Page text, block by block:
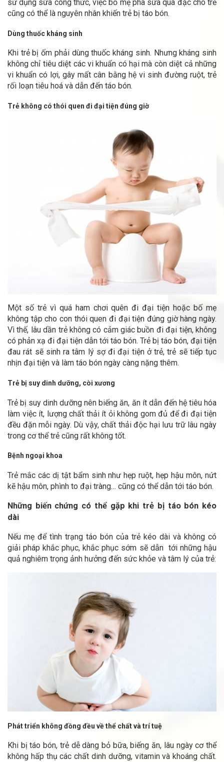
sử dụng sữa công thức, việc bố mẹ pha sữa quá đặc cho trẻ
cũng có thể là nguyên nhân khiến trẻ bị táo bón.
Dùng thuốc kháng sinh
Khi trẻ bị ốm phải dùng thuốc kháng sinh. Nhưng kháng sinh
không chỉ tiêu diệt các vi khuẩn có hại mà còn diệt cả những
vi khuẩn có lợi, gây mất cân bằng hệ vi sinh đường ruột, trẻ
rối loạn tiêu hoá và dẫn đến táo bón.
Trẻ không có thói quen đi đại tiện đúng giờ
Một số trẻ vì quá ham chơi quên đi đại tiện hoặc bố mẹ
không tập cho con thói quen đi đại tiện đúng giờ hàng ngày.
Vì thế, lâu dần trẻ không có cảm giác buồn đi đại tiện, không
có phản xạ đi đại tiện dẫn tới táo bón. Trẻ bị táo bón, đại tiện
đau rát sẽ sinh ra tâm lý sợ đi đại tiện ở trẻ, trẻ sẽ tiếp tục
nhịn đại tiện và làm táo bón ngày càng nặng thêm.
Trẻ bị suy dinh dưỡng, còi xương
Trẻ bị suy dinh dưỡng nên biếng ăn, ăn ít dẫn đến hệ tiêu hóa
làm việc ít, lượng chất thải ít ỏi không gom đủ để đi đại tiện
đều đặn mỗi ngày. Dù vậy, chất thải độc hại lưu trữ lâu ngày
trong cơ thể trẻ cũng rất không tốt.
Bệnh ngoại khoa
Trẻ mắc các dị tật bẩm sinh như hẹp ruột, hẹp hậu môn, nứt
kẽ hậu môn, phình to đại tràng… cũng có thể dẫn tới táo bón.
Những biến chứng có thể gặp khi trẻ bị táo bón kéo
dài
Nếu mẹ để tình trạng táo bón của trẻ kéo dài và không có
giải pháp khắc phục, khắc phục sớm sẽ dẫn tới những hậu
quả nghiêm trọng ảnh hưởng đến sức khỏe và tâm lý của trẻ:
Phát triển không đồng đều về thể chất và trí tuệ
Khi bị táo bón, trẻ dễ dàng bỏ bữa, biếng ăn, lâu ngày cơ thể
không hấp thụ các chất dinh dưỡng, vitamin và khoáng chất.